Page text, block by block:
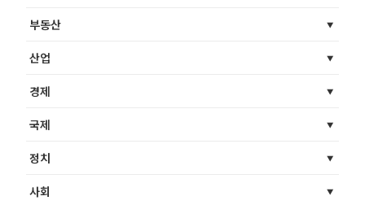
부동산
산업
경제
국제
정치
사회